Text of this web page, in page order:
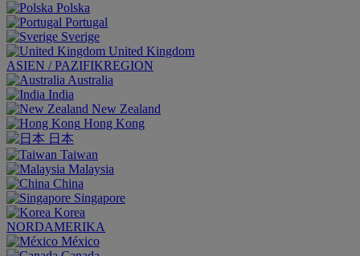
Polska
Portugal
Sverige
United Kingdom
ASIEN / PAZIFIKREGION
Australia
India
New Zealand
Hong Kong
日本
Taiwan
Malaysia
China
Singapore
Korea
NORDAMERIKA
México